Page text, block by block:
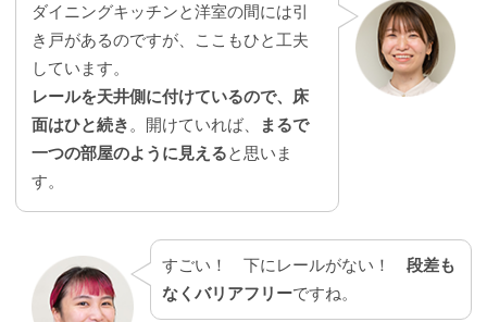
ダイニングキッチンと洋室の間には引
き戸があるのですが、ここもひと工夫
しています。
レールを天井側に付けているので、床
面はひと続き 。開けていれば、
まるで
一つの部屋のように見えると思いま
す。
すごい！ 下にレールがない！ 段差も
なくバリアフリーですね。